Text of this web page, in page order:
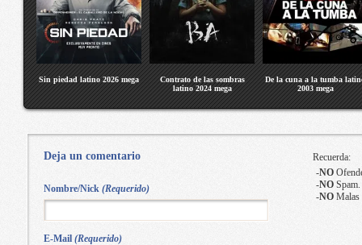
Sin piedad latino 2026 mega
Contrato de las sombras
latino 2024 mega
De la cuna a la tumba
2003 mega
Deja un comentario
Recuerda:
-NO
-NOSpam.
-NOMalas
Nombre/Nick (Requerido)
E-Mail (Requerido)